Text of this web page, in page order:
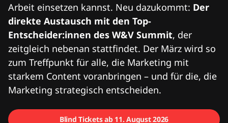
Arbeit einsetzen kannst. Neu dazukommt: Der
direkte Austausch mit den Top-
Entscheider:innen des W&V Summit, der
zeitgleich nebenan stattfindet. Der März wird so
zum Treffpunkt für alle, die Marketing mit
starkem Content voranbringen – und für die, die
Marketing strategisch entscheiden.
Blind Tickets ab 11. August 2026